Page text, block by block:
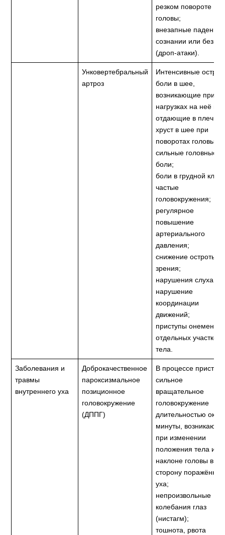
резком повороте
головы;
внезапные падения
сознании или без
(дроп-атаки).
Унковертебральный
артроз
Интенсивные
боли в шее,
возникающие при
нагрузках на неё и
отдающие в плечи;
хруст в шее при
поворотах головы;
сильные головные
боли;
боли в грудной
частые
головокружения;
регулярное
повышение
артериального
давления;
снижение остроты
зрения;
нарушения слуха;
нарушение
координации
движений;
приступы онемения
отдельных участков
тела.
Заболевания и
травмы
внутреннего уха
Доброкачественное
пароксизмальное
позиционное
головокружение
(ДППГ)
В процессе
сильное
вращательное
головокружение
длительностью
минуты,
при изменении
положения тела и
наклоне головы в
сторону
уха;
непроизвольные
колебания глаз
(нистагм);
тошнота, рвота